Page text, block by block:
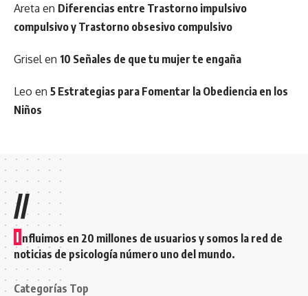
Areta en Diferencias entre Trastorno impulsivo
compulsivo y Trastorno obsesivo compulsivo
Grisel en 10 Señales de que tu mujer te engaña
Leo en 5 Estrategias para Fomentar la Obediencia en los
Niños
//
I nfluimos en 20 millones de usuarios y somos la red de
noticias de psicología número uno del mundo.
Categorías Top